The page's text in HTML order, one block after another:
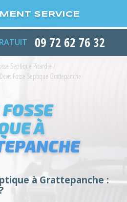
SERVICE
09 72 62 76 32
Septique Picardie /
Devis Fosse Septique Grattepanche
À
à Grattepanche :